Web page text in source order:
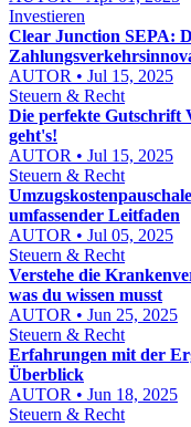
Investieren
Clear Junction SEPA:
AUTOR • Jul 15, 2025
Steuern & Recht
Die perfekte Gutschrift
geht's!
AUTOR • Jul 15, 2025
Steuern & Recht
umfassender Leitfaden
AUTOR • Jul 05, 2025
Steuern & Recht
Verstehe die
was du wissen musst
AUTOR • Jun 25, 2025
Steuern & Recht
Erfahrungen mit der
Überblick
AUTOR • Jun 18, 2025
Steuern & Recht